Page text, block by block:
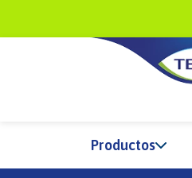
Productos